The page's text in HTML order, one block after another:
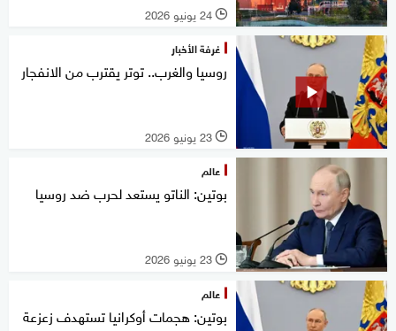
l 24 يونيو 2026
غرفة الأخبار
روسيا والغرب.. توتر يقترب من الانفجار
l 23 يونيو 2026
عالم
بوتين: الناتو يستعد لحرب ضد روسيا
l 23 يونيو 2026
عالم
بوتين: هجمات أوكرانيا تستهدف زعزعة